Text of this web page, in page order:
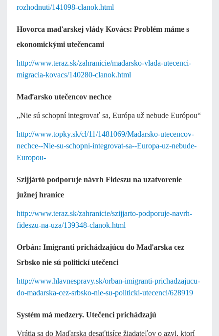
rozhodnuti/141098-clanok.html
Hovorca maďarskej vlády Kovács: Problém máme s
ekonomickými utečencami
http://www.teraz.sk/zahranicie/madarsko-vlada-utecenci-
migracia-kovacs/140280-clanok.html
Maďarsko utečencov nechce
„Nie sú schopní integrovať sa, Európa už nebude Európou“
http://www.topky.sk/cl/11/1481069/Madarsko-utecencov-
nechce--Nie-su-schopni-integrovat-sa--Europa-uz-nebude-
Europou-
Szijjártó podporuje návrh Fideszu na uzatvorenie
južnej hranice
http://www.teraz.sk/zahranicie/szijjarto-podporuje-navrh-
fideszu-na-uza/139348-clanok.html
Orbán: Imigranti prichádzajúcu do Maďarska cez
Srbsko nie sú politickí utečenci
http://www.hlavnespravy.sk/orban-imigranti-prichadzajucu-
do-madarska-cez-srbsko-nie-su-politicki-utecenci/628919
Systém má medzery. Utečenci prichádzajú
Vrátia sa do Maďarska desaťtisíce žiadateľov o azyl, ktorí